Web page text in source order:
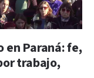
en Paraná: fe,
trabajo,